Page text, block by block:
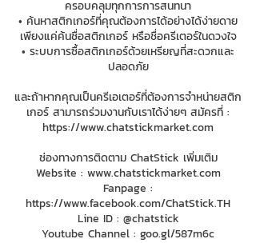
ครอบคลุมทุกการการสนทนา
• ค้นหาสติกเกอร์ที่คุณต้องการได้อย่างได้ง่ายดาย
เพียงแค่ค้นชื่อสติกเกอร์ หรือชื่อครีเตอร์ในดวงใจ
• ระบบการซื้อสติกเกอร์ด้วยเหรียญที่สะดวกและ
ปลอดภัย
และถ้าหากคุณเป็นครีเอเตอร์ที่ต้องการจำหน่ายสติก
เกอร์ สามารถร่วมงานกับเราได้ง่ายๆ สมัครที่ :
https://www.chatstickmarket.com
ช่องทางการติดตาม ChatStick เพิ่มเติม
Website : www.chatstickmarket.com
Fanpage :
https://www.facebook.com/ChatStick.TH
Line ID : @chatstick
Youtube Channel : goo.gl/587m6c